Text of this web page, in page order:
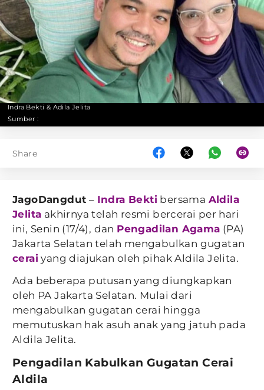
Indra Bekti & Adila Jelita
Sumber :
Share
JagoDangdut – Indra Bekti bersama Aldila
Jelita akhirnya telah resmi bercerai per hari
ini, Senin (17/4), dan Pengadilan Agama (PA)
Jakarta Selatan telah mengabulkan gugatan
cerai yang diajukan oleh pihak Aldila Jelita.
Ada beberapa putusan yang diungkapkan
oleh PA Jakarta Selatan. Mulai dari
mengabulkan gugatan cerai hingga
memutuskan hak asuh anak yang jatuh pada
Aldila Jelita.
Pengadilan Kabulkan Gugatan Cerai
Aldila